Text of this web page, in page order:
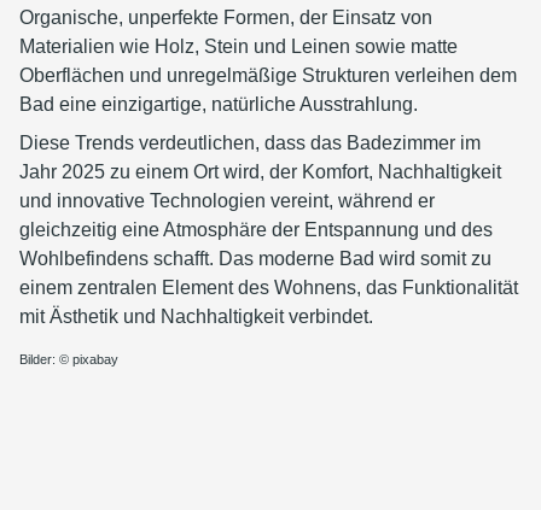
Organische, unperfekte Formen, der Einsatz von
Materialien wie Holz, Stein und Leinen sowie matte
Oberflächen und unregelmäßige Strukturen verleihen dem
Bad eine einzigartige, natürliche Ausstrahlung.
Diese Trends verdeutlichen, dass das Badezimmer im
Jahr 2025 zu einem Ort wird, der Komfort, Nachhaltigkeit
und innovative Technologien vereint, während er
gleichzeitig eine Atmosphäre der Entspannung und des
Wohlbefindens schafft. Das moderne Bad wird somit zu
einem zentralen Element des Wohnens, das Funktionalität
mit Ästhetik und Nachhaltigkeit verbindet.
Bilder: © pixabay